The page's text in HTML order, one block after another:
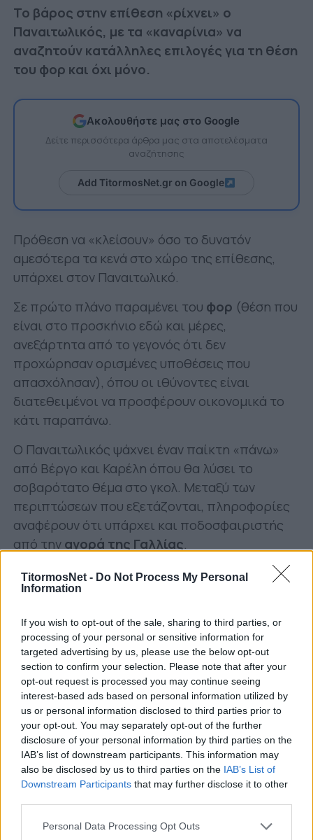
TitormosNet - Do Not Process My Personal
Information
If you wish to opt-out of the sale, sharing to third parties, or
processing of your personal or sensitive information for
targeted advertising by us, please use the below opt-out
section to confirm your selection. Please note that after your
opt-out request is processed you may continue seeing
interest-based ads based on personal information utilized by
us or personal information disclosed to third parties prior to
your opt-out. You may separately opt-out of the further
disclosure of your personal information by third parties on the
IAB’s list of downstream participants. This information may
also be disclosed by us to third parties on the IAB’s List of
Downstream Participants that may further disclose it to other
Personal Data Processing Opt Outs
Το βάρος στην επίθεση «ρίχνει» ο
Παναιτωλικός, με τα «καναρίνια» να
αναζητούν κατάλληλες επιλογές για τη θέση
του φορ και όχι μόνο.
Ακολουθήστε μας στο Google
Δείτε περισσότερα άρθρα μας στα αποτελέσματα
αναζήτησης
Add TitormosNet.gr on Google
Πρόθεση να «κλείσουν» όσο το δυνατόν
αμεσότερα τα κενά στο χώρο της επίθεσης,
υπάρχει στον Παναιτωλικό.
Σε πρώτο πλάνο παραμένει του φορ (θέση που
είναι στο προσκήνιο εδώ και μέρες,
ανεξάρτητα από το γεγονός ότι δεν
προχώρησαν ορισμένες υποθέσεις που
απασχόλησαν), όπου οι ιθύνοντες είναι
διατεθειμένοι να προσφέρουν οικονομικά το
κάτι παραπάνω.
Ο Παναιτωλικός ψάχνει έναν παίκτη «πάνω»
από Βέργο και Καρέλη όπου θα λύσει το
σοβαρότατο θέμα στο γκολ. Μεταξύ των
περιπτώσεων που εξετάζονται, πληροφορίες
αναφέρουν ότι υπάρχει και ποδοσφαιριστής
από τηναγορά της Γαλλίας.
Γράφουν για Ουάρντα
Την ίδια στιγμή, το φως της δημοσιότητας
είδαν δημοσιεύματα από τη Θεσσαλονίκη όπου
εμπλέκουν τον Παναιτωλικό με την περίπτωση
του Αμρ Ουάρντα.
Συγκεκριμένα, σύμφωνα με τον Παναγιώτη
Κυριλίδη και τοthessports.grΠΑΟΚ και
Παναιτωλικός βρίσκονται σε επαφές για τον
παίκτη, ο οποίος και θα αποχωρήσει από τη
Θεσσαλονίκη ωςελεύθερος
Είναι γεγονός ότι ο Παναιτωλικός δεν αναζητά
μόνο φορ για να λύσει το επιθετικό του
πρόβλημα αλλά και άλλες λύσεις